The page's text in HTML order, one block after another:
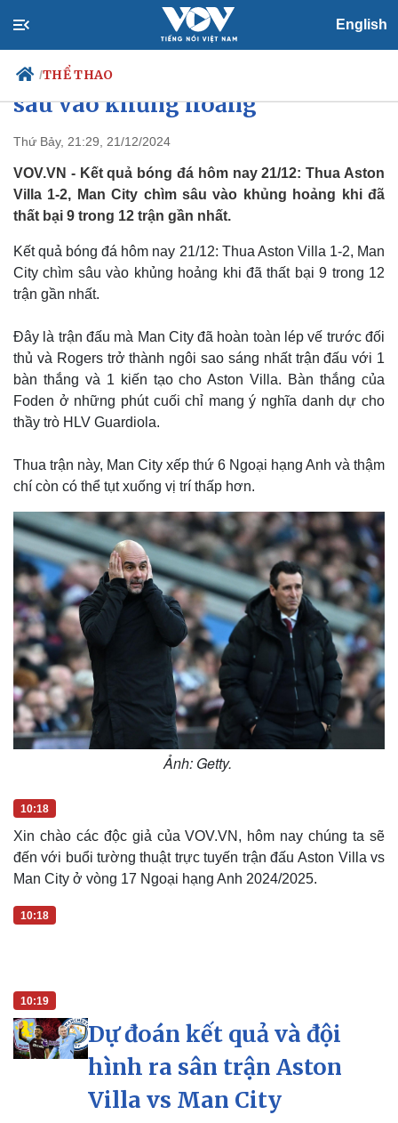
English
/THỂ THAO
Chính trị
Đảng
Tổ chức nhân sự
Nhận diện sự thật
Xã hội
Tin 24h
Dự báo thời tiết
Dấu ấn VOV
Việc làm
Biển đảo
Kết quả bóng đá hôm nay 21/12:
Thua Aston Villa, Man City chìm
sâu vào khủng hoảng
Thứ Bảy, 21:29, 21/12/2024
VOV.VN - Kết quả bóng đá hôm nay 21/12: Thua Aston
Villa 1-2, Man City chìm sâu vào khủng hoảng khi đã
thất bại 9 trong 12 trận gần nhất.
Kết quả bóng đá hôm nay 21/12: Thua Aston Villa 1-2, Man
City chìm sâu vào khủng hoảng khi đã thất bại 9 trong 12
trận gần nhất.
Đây là trận đấu mà Man City đã hoàn toàn lép vế trước đối
thủ và Rogers trở thành ngôi sao sáng nhất trận đấu với 1
bàn thắng và 1 kiến tạo cho Aston Villa. Bàn thắng của
Foden ở những phút cuối chỉ mang ý nghĩa danh dự cho
thầy trò HLV Guardiola.
Thua trận này, Man City xếp thứ 6 Ngoại hạng Anh và thậm
chí còn có thể tụt xuống vị trí thấp hơn.
Ảnh: Getty.
10:18
Xin chào các độc giả của VOV.VN, hôm nay chúng ta sẽ
đến với buổi tường thuật trực tuyến trận đấu Aston Villa vs
Man City ở vòng 17 Ngoại hạng Anh 2024/2025.
10:18
10:19
Dự đoán kết quả và đội
hình ra sân trận Aston
Villa vs Man City